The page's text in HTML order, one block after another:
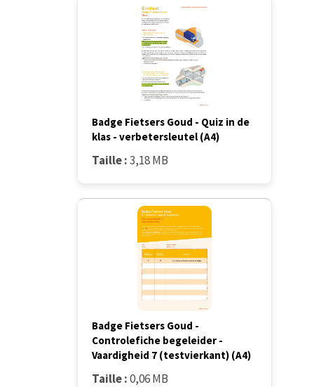
Badge Fietsers Goud - Quiz in de
klas - verbetersleutel (A4)
Taille :3,18 MB
Badge Fietsers Goud -
Controlefiche begeleider -
Vaardigheid 7 (testvierkant) (A4)
Taille :0,06 MB